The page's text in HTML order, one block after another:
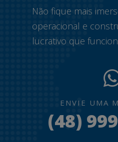
Não fique mais
operacional e
lucrativo que
ENVIE UMA
(48)